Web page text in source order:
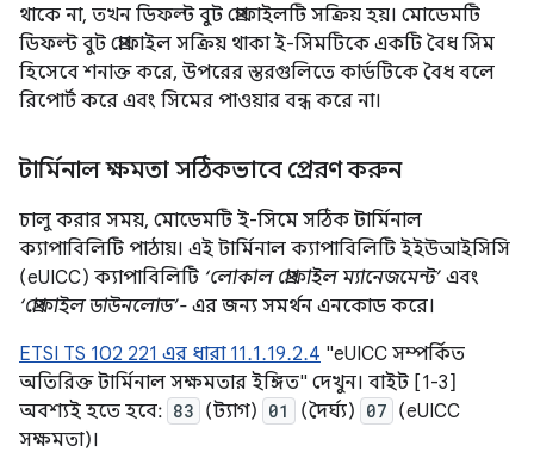
থাকে না, তখন ডিফল্ট বুট প্রোফাইলটি সক্রিয় হয়। মোডেমটি
ডিফল্ট বুট প্রোফাইল সক্রিয় থাকা ই-সিমটিকে একটি বৈধ সিম
হিসেবে শনাক্ত করে, উপরের স্তরগুলিতে কার্ডটিকে বৈধ বলে
রিপোর্ট করে এবং সিমের পাওয়ার বন্ধ করে না।
টার্মিনাল ক্ষমতা সঠিকভাবে প্রেরণ করুন
চালু করার সময়, মোডেমটি ই-সিমে সঠিক টার্মিনাল
ক্যাপাবিলিটি পাঠায়। এই টার্মিনাল ক্যাপাবিলিটি ইইউআইসিসি
(eUICC) ক্যাপাবিলিটি ‘লোকাল প্রোফাইল ম্যানেজমেন্ট’ এবং
‘প্রোফাইল ডাউনলোড’- এর জন্য সমর্থন এনকোড করে।
ETSI TS 102 221 এর ধারা 11.1.19.2.4 "eUICC সম্পর্কিত
অতিরিক্ত টার্মিনাল সক্ষমতার ইঙ্গিত" দেখুন। বাইট [1-3]
অবশ্যই হতে হবে: 83 (ট্যাগ) 01 (দৈর্ঘ্য) 07 (eUICC
সক্ষমতা)।